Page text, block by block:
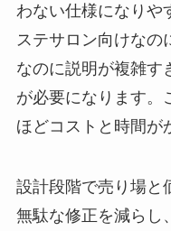
わない仕様になりや
ステサロン向けなの
なのに説明が複雑す
が必要になります。
ほどコストと時間が
設計段階で売り場と
無駄な修正を減らし